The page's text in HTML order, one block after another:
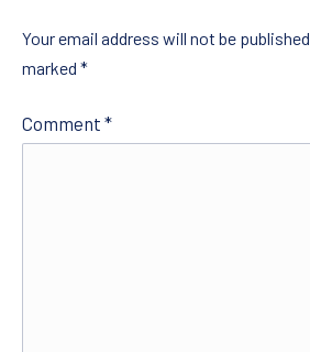
Your email address will not be published.
marked *
Comment *